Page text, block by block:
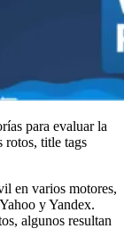
para evaluar la
rotos, title tags
en varios motores,
y Yandex.
algunos resultan